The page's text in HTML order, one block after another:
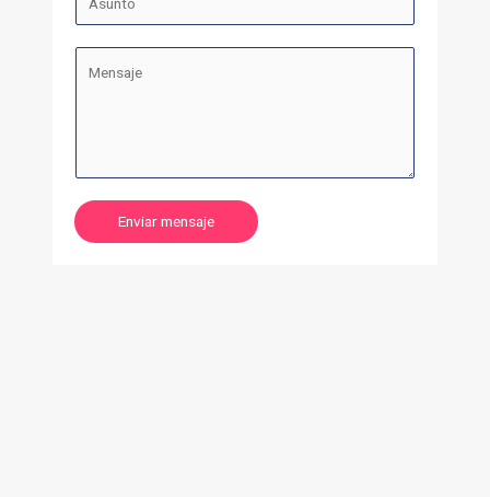
Enviar mensaje